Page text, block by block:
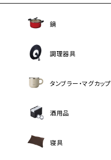
鍋
調理器具
タンブラー・マグカップ
酒用品
寝具